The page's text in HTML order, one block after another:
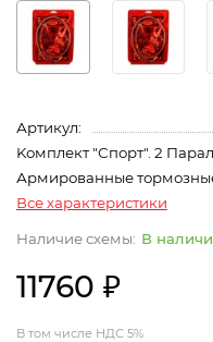
Артикул:
Kомплект "Спорт". 2
Армированные
Все характеристики
В
11760 ₽
В том числе НДС 5%